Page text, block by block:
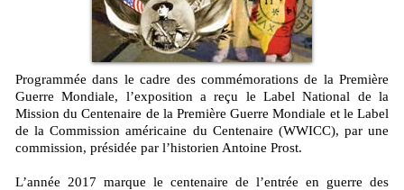
Programmée dans le cadre des commémorations de la Première
Guerre Mondiale, l’exposition a reçu le Label National de la
Mission du Centenaire de la Première Guerre Mondiale et le Label
de la Commission américaine du Centenaire (WWICC), par une
commission, présidée par l’historien Antoine Prost.
L’année 2017 marque le centenaire de l’entrée en guerre des